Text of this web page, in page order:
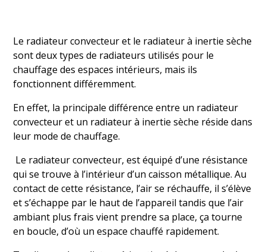
Le radiateur convecteur et le radiateur à inertie sèche
sont deux types de radiateurs utilisés pour le
chauffage des espaces intérieurs, mais ils
fonctionnent différemment.
En effet, la principale différence entre un radiateur
convecteur et un radiateur à inertie sèche réside dans
leur mode de chauffage.
Le radiateur convecteur, est équipé d’une résistance
qui se trouve à l’intérieur d’un caisson métallique. Au
contact de cette résistance, l’air se réchauffe, il s’élève
et s’échappe par le haut de l’appareil tandis que l’air
ambiant plus frais vient prendre sa place, ça tourne
en boucle, d’où un espace chauffé rapidement.